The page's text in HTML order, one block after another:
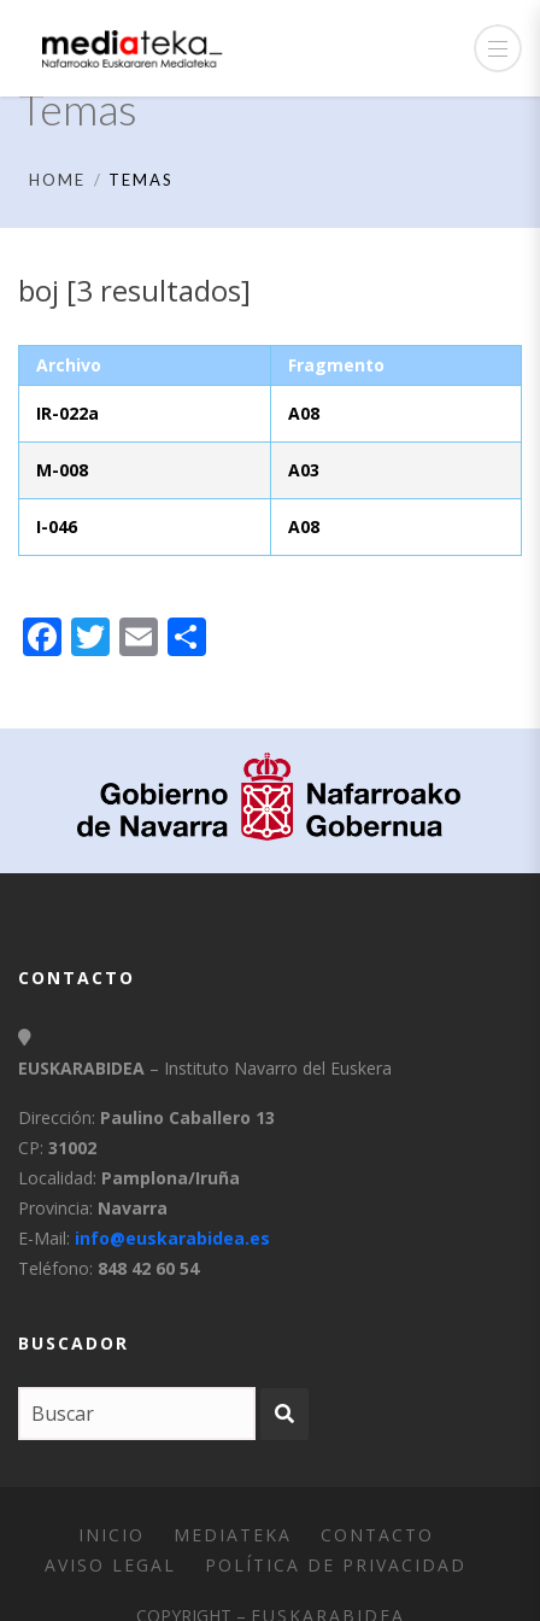
Temas
HOME TEMAS
boj [3 resultados]
Archivo Fragmento
IR-022a A08
M-008 A03
I-046 A08
Facebook
Twitter
Email
CONTACTO
EUSKARABIDEA – Instituto Navarro del Euskera
Dirección: Paulino Caballero 13
CP: 31002
Localidad: Pamplona/Iruña
Provincia: Navarra
E-Mail: info@euskarabidea.es
Teléfono: 848 42 60 54
BUSCADOR
INICIO MEDIATEKA
CONTACTO
AVISO LEGAL
POLÍTICA DE PRIVACIDAD
COPYRIGHT – EUSKARABIDEA